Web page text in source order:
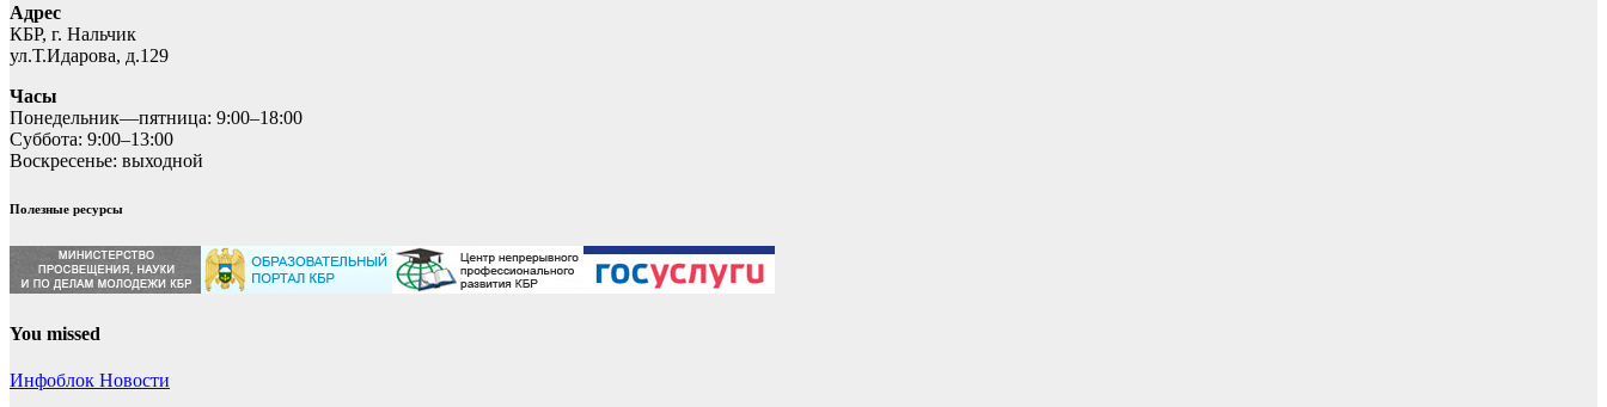
Адрес
КБР, г. Нальчик
ул.Т.Идарова, д.129
Часы
Понедельник—пятница: 9:00–18:00
Суббота: 9:00–13:00
Воскресенье: выходной
Полезные ресурсы
You missed
Инфоблок Новости